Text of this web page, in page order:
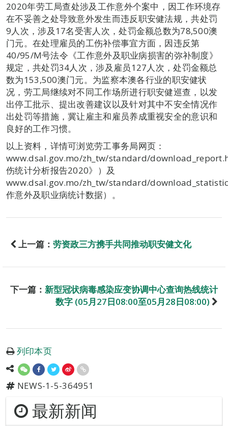
2020年劳工局查处涉及工作意外个案中，因工作环境存
在不妥善之处导致意外发生而违反职安健法规，共处罚
9人次，涉及17名受害人次，处罚金额总数为78,500澳
门元。在处理雇员的工伤补偿事宜方面，因违反第
40/95/M号法令《工作意外及职业病损害的弥补制度》
规定，共处罚34人次，涉及雇员127人次，处罚金额总
数为153,500澳门元。为监察本澳各行业的职安健状
况，劳工局继续对不同工作场所进行职安健巡查，以发
出停工批示、提出改善建议以及针对其中不安全情况作
出处罚等措施，冀让雇主和雇员养成重视安全的意识和
良好的工作习惯。
以上资料，详情可浏览劳工事务局网页：
www.dsal.gov.mo/zh_tw/standard/
伤统计分析报告2020》）及
www.dsal.gov.mo/zh_tw/standard/
作意外及职业病统计数据）。
上一篇： 劳资政三方携手共同推动职安健文化
下一篇： 新型冠状病毒感染应变协调中心查询热线统计
数字 (05月27日08:00至05月28日08:00)
列印本页
NEWS-1-5-364951
最新新闻